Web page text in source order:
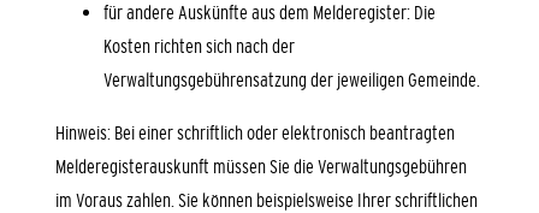
für andere Auskünfte aus dem Melderegister: Die
Kosten richten sich nach der
Verwaltungsgebührensatzung der jeweiligen Gemeinde.
Hinweis: Bei einer schriftlich oder elektronisch beantragten
Melderegisterauskunft müssen Sie die Verwaltungsgebühren
im Voraus zahlen. Sie können beispielsweise Ihrer schriftlichen